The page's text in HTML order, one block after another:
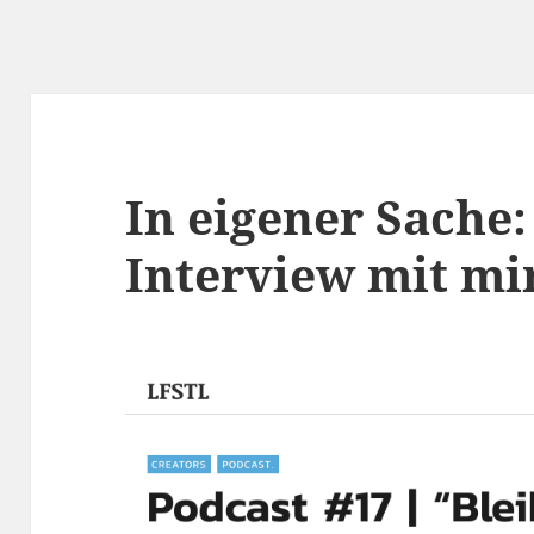
In eigener
Interview mit